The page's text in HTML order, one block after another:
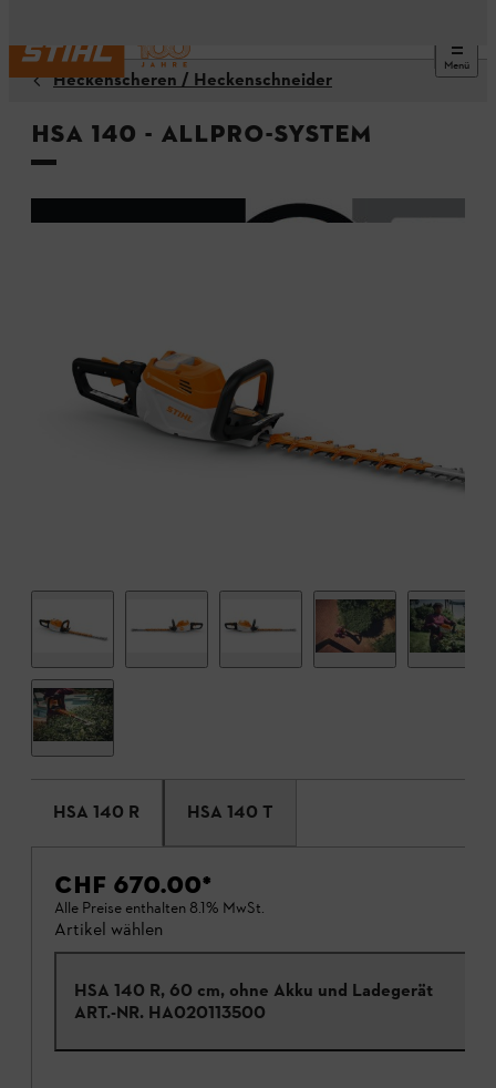
Menü
Heckenscheren / Heckenschneider
HSA 140 - ALLPRO-System
HSA 140 R HSA 140 T
CHF 670.00*
Alle Preise enthalten 8.1% MwSt.
Artikel wählen
HSA 140 R, 60 cm, ohne Akku und Ladegerät
ART.-NR. HA020113500